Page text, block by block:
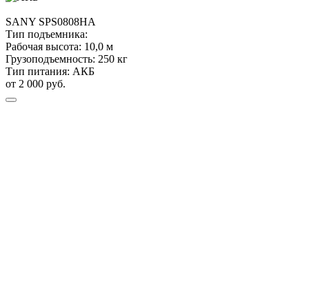
SANY SPS0808HA
Тип подъемника:
Рабочая высота: 10,0 м
Грузоподъемность: 250 кг
Тип питания: АКБ
от 2 000 руб.